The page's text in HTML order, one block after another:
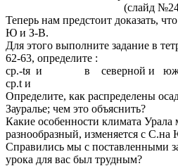
(слайд
Теперь нам предстоит доказать,
Ю и З-В.
Для этого выполните задание в
62-63, определите :
ср.-tя и в северной и
ср.t и
Определите, как распределены
Зауралье; чем это объяснить?
Какие особенности климата
разнообразный, изменяется с
Справились мы с поставленными
урока для вас был трудным?